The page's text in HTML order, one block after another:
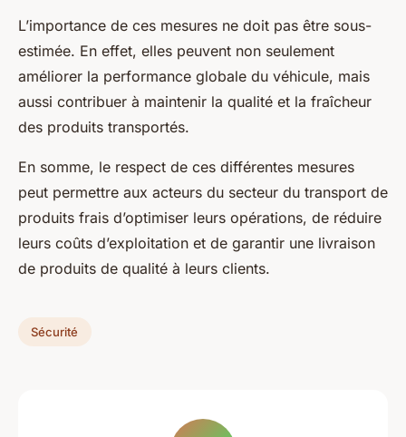
L’importance de ces mesures ne doit pas être sous-
estimée. En effet, elles peuvent non seulement
améliorer la performance globale du véhicule, mais
aussi contribuer à maintenir la qualité et la fraîcheur
des produits transportés.
En somme, le respect de ces différentes mesures
peut permettre aux acteurs du secteur du transport de
produits frais d’optimiser leurs opérations, de réduire
leurs coûts d’exploitation et de garantir une livraison
de produits de qualité à leurs clients.
Sécurité